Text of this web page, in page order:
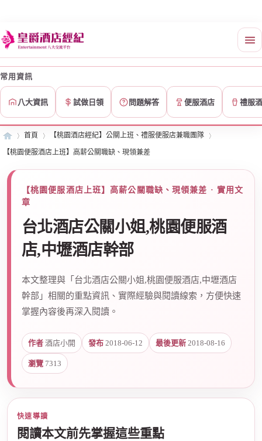
常用資訊
八大資訊 試做日領 問題解答 便服酒店 禮服
首頁
›
【桃園酒店經紀】公關上班、禮服便服店兼職團隊
›
【桃園便服酒店上班】高薪公關職缺、現領兼差
【桃園便服酒店上班】高薪公關職缺、現領兼差 · 實用文
章
台北酒店公關小姐,桃園便服酒
店,中壢酒店幹部
本文整理與「台北酒店公關小姐,桃園便服酒店,中壢酒店
幹部」相關的重點資訊、實際經驗與閱讀線索，方便快速
掌握內容後再深入閱讀。
作者 酒店小開 發布 2018-06-12 最後更新 2018-08-16
瀏覽 7313
快速導讀
閱讀本文前先掌握這些重點